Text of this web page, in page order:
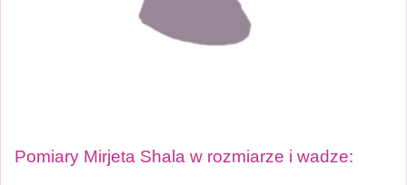
Pomiary Mirjeta Shala w rozmiarze i wadze: